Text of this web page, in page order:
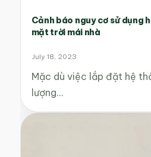
Cảnh báo nguy cơ sử dụng
mặt trời mái nhà
July 18, 2023
Mặc dù việc lắp đặt hệ
lượng…